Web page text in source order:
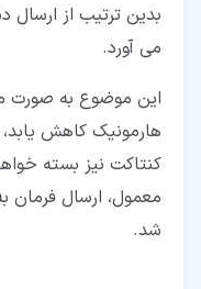
بدین ترتیب از
می آورد.
این موضوع به صورت
هارمونیک کاهش
کنتاکت نیز بسته
معمول، ارسال فرمان
شد.